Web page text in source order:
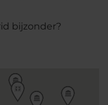
bijzonder?